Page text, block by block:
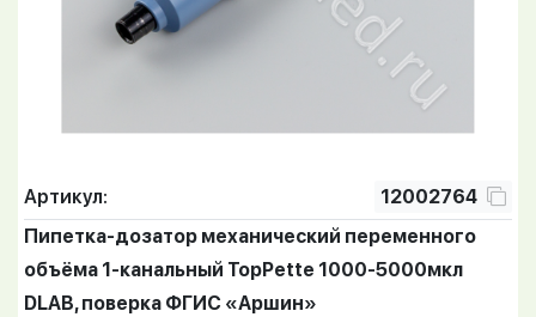
Артикул:
12002764
Пипетка-дозатор механический переменного
объёма 1-канальный TopPette 1000-5000мкл
DLAB, поверка ФГИС «Аршин»